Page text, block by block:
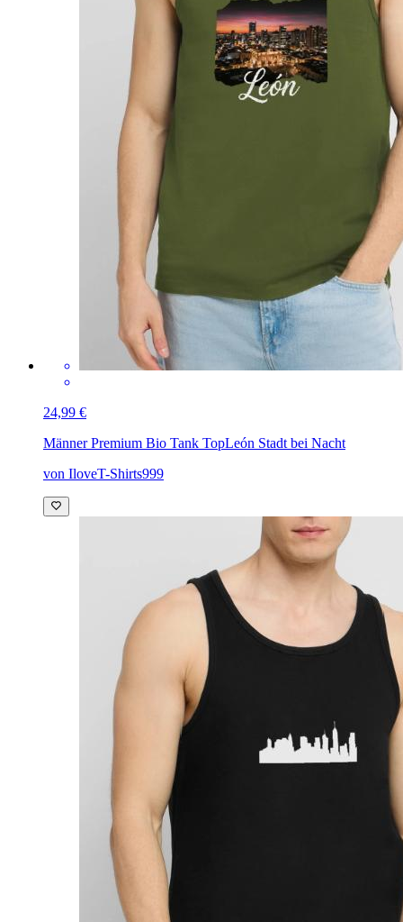
24,99 €
Männer Premium Bio Tank TopLeón Stadt bei Nacht
von IloveT-Shirts999